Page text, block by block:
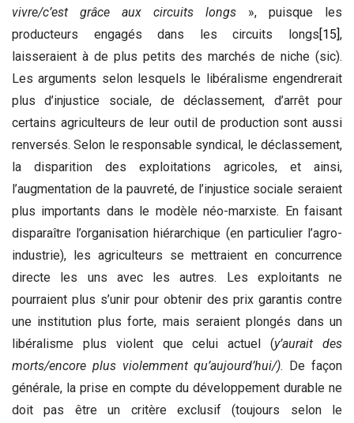
vivre/c’est grâce aux circuits longs », puisque les
producteurs engagés dans les circuits longs [15] ,
laisseraient à de plus petits des marchés de niche (sic).
Les arguments selon lesquels le libéralisme engendrerait
plus d’injustice sociale, de déclassement, d’arrêt pour
certains agriculteurs de leur outil de production sont aussi
renversés. Selon le responsable syndical, le déclassement,
la disparition des exploitations agricoles, et ainsi,
l’augmentation de la pauvreté, de l’injustice sociale seraient
plus importants dans le modèle néo-marxiste. En faisant
disparaître l’organisation hiérarchique (en particulier l’agro-
industrie), les agriculteurs se mettraient en concurrence
directe les uns avec les autres. Les exploitants ne
pourraient plus s’unir pour obtenir des prix garantis contre
une institution plus forte, mais seraient plongés dans un
libéralisme plus violent que celui actuel (y’aurait des
morts/encore plus violemment qu’aujourd’hui/). De façon
générale, la prise en compte du développement durable ne
doit pas être un critère exclusif (toujours selon le